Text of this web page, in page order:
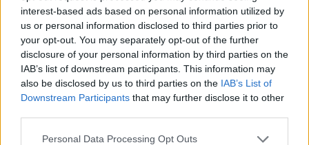
interest-based ads based on personal information utilized by
us or personal information disclosed to third parties prior to
your opt-out. You may separately opt-out of the further
disclosure of your personal information by third parties on the
IAB’s list of downstream participants. This information may
also be disclosed by us to third parties on the IAB’s List of
Downstream Participants that may further disclose it to other
Please note that this website/app uses one or more Google
Personal Data Processing Opt Outs
3:14